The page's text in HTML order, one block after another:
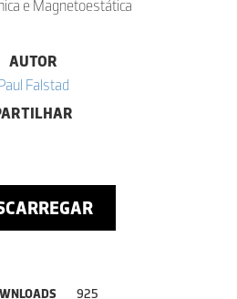
e Magnetoestática
AUTOR
Falstad
925